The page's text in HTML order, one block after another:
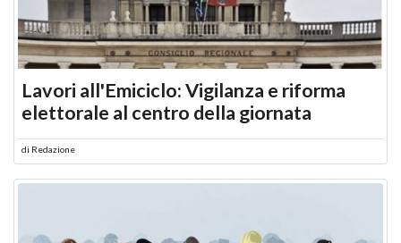
Lavori all'Emiciclo: Vigilanza e riforma
elettorale al centro della giornata
di Redazione